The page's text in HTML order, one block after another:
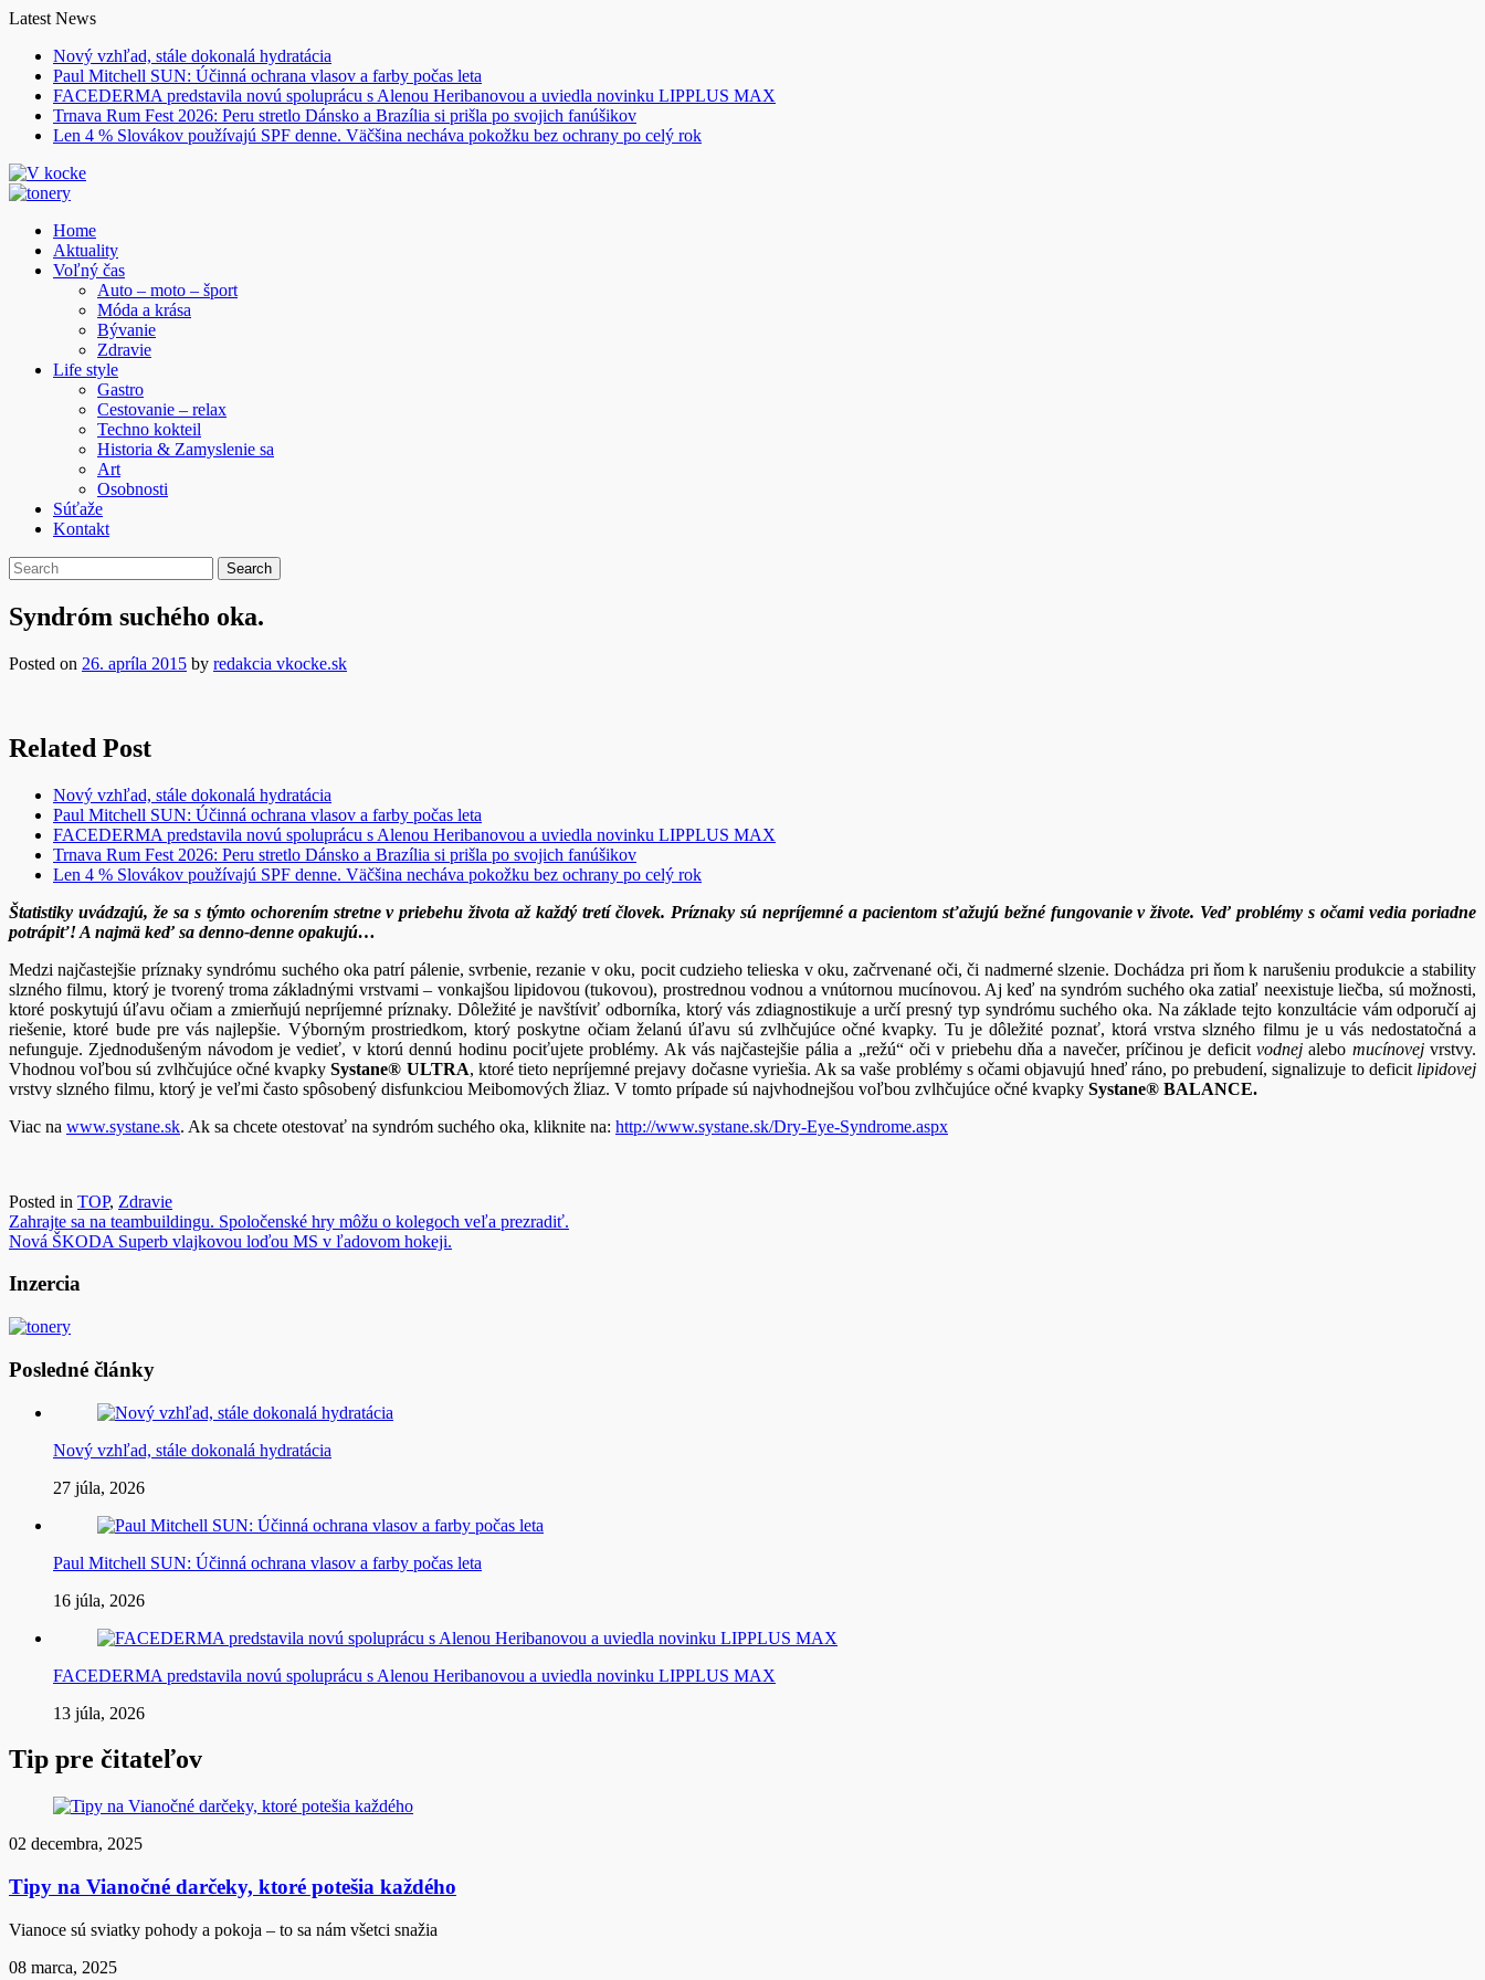
Skip
content
Latest News
Nový vzhľad, stále dokonalá hydratácia
Paul Mitchell SUN: Účinná ochrana vlasov a farby počas leta
FACEDERMA predstavila novú spoluprácu s Alenou Heribanovou a uviedla novinku LIPPLUS MAX
Trnava Rum Fest 2026: Peru stretlo Dánsko a Brazília si prišla po svojich fanúšikov
Len 4 % Slovákov používajú SPF denne. Väčšina necháva pokožku bez ochrany po celý rok
Home
Aktuality
Voľný čas
Auto – moto – šport
Móda a krása
Bývanie
Zdravie
Life style
Gastro
Cestovanie – relax
Techno kokteil
Historia & Zamyslenie sa
Art
Osobnosti
Súťaže
Kontakt
Syndróm suchého oka.
Posted on 26. apríla 2015 by redakcia vkocke.sk
Related Post
Nový vzhľad, stále dokonalá hydratácia
Paul Mitchell SUN: Účinná ochrana vlasov a farby počas leta
FACEDERMA predstavila novú spoluprácu s Alenou Heribanovou a uviedla novinku LIPPLUS MAX
Trnava Rum Fest 2026: Peru stretlo Dánsko a Brazília si prišla po svojich fanúšikov
Len 4 % Slovákov používajú SPF denne. Väčšina necháva pokožku bez ochrany po celý rok
Štatistiky uvádzajú, že sa s týmto ochorením stretne v priebehu života až každý tretí človek. Príznaky sú nepríjemné a pacientom sťažujú bežné fungovanie v živote. Veď problémy s očami vedia poriadne
potrápiť! A najmä keď sa denno-denne opakujú…
Medzi najčastejšie príznaky syndrómu suchého oka patrí pálenie, svrbenie, rezanie v oku, pocit cudzieho telieska v oku, začrvenané oči, či nadmerné slzenie. Dochádza pri ňom k narušeniu produkcie a stability
slzného filmu, ktorý je tvorený troma základnými vrstvami – vonkajšou lipidovou (tukovou), prostrednou vodnou a vnútornou mucínovou. Aj keď na syndróm suchého oka zatiaľ neexistuje liečba, sú možnosti,
ktoré poskytujú úľavu očiam a zmierňujú nepríjemné príznaky. Dôležité je navštíviť odborníka, ktorý vás zdiagnostikuje a určí presný typ syndrómu suchého oka. Na základe tejto konzultácie vám odporučí aj
riešenie, ktoré bude pre vás najlepšie. Výborným prostriedkom, ktorý poskytne očiam želanú úľavu sú zvlhčujúce očné kvapky. Tu je dôležité poznať, ktorá vrstva slzného filmu je u vás nedostatočná a
nefunguje. Zjednodušeným návodom je vedieť, v ktorú dennú hodinu pociťujete problémy. Ak vás najčastejšie pália a „režú“ oči v priebehu dňa a navečer, príčinou je deficit vodnejalebo mucínovejvrstvy.
Vhodnou voľbou sú zvlhčujúce očné kvapkySystane® ULTRA, ktoré tieto nepríjemné prejavy dočasne vyriešia. Ak sa vaše problémy s očami objavujú hneď ráno, po prebudení, signalizuje to deficit lipidovej
vrstvy slzného filmu, ktorý je veľmi často spôsobený disfunkciou Meibomových žliaz. V tomto prípade sú najvhodnejšou voľbou zvlhčujúce očné kvapky Systane® BALANCE.
Viac na www.systane.sk. Ak sa chcete otestovať na syndróm suchého oka, kliknite na: http://www.systane.sk/Dry-Eye-Syndrome.aspx
Posted in TOP, Zdravie
Navigácia
v
článku
Zahrajte sa na teambuildingu. Spoločenské hry môžu o kolegoch veľa prezradiť.
Nová ŠKODA Superb vlajkovou loďou MS v ľadovom hokeji.
Inzercia
Posledné články
Nový vzhľad, stále dokonalá hydratácia
27 júla, 2026
Paul Mitchell SUN: Účinná ochrana vlasov a farby počas leta
16 júla, 2026
FACEDERMA predstavila novú spoluprácu s Alenou Heribanovou a uviedla novinku LIPPLUS MAX
13 júla, 2026
Tip pre čitateľov
02 decembra, 2025
Tipy na Vianočné darčeky, ktoré potešia každého
Vianoce sú sviatky pohody a pokoja – to sa nám všetci snažia
08 marca, 2025